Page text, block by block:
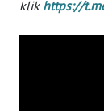
klik https://